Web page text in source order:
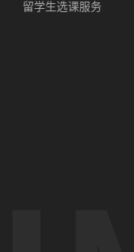
留学生选课服务